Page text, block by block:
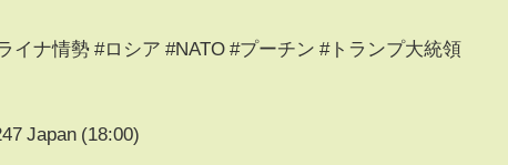
イナ情勢 #ロシア #NATO #プーチン #トランプ大統領
Japan (18:00)